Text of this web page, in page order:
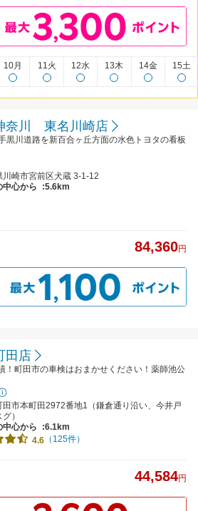
10月 11火 12水 13木 14金 15土
奈川 東名川崎店
黒川道路を新百合ヶ丘方面の水色トヨタの看板
川崎市宮前区犬蔵 3-1-12
中心から
:5.6km
84,360円
田店
町田市の車検はおまかせください！薬師池公
田市本町田2972番地1（鎌倉通り沿い、今井戸
）
中心から
:6.1km
4.6 （125件）
44,584円